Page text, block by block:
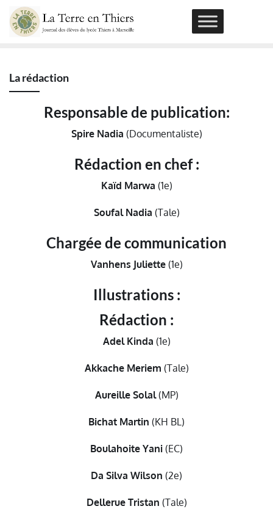
Skip
content
La rédaction
Responsable de publication:
Spire Nadia (Documentaliste)
Rédaction en chef:
Kaïd Marwa (1e)
Soufal Nadia (Tale)
Chargée de communication
Vanhens Juliette(1e)
Illustrations :
Rédaction :
Adel Kinda (1e)
Akkache Meriem (Tale)
Aureille Solal(MP)
Bichat Martin (KH BL)
Boulahoite Yani (EC)
Da Silva Wilson (2e)
Dellerue Tristan (Tale)